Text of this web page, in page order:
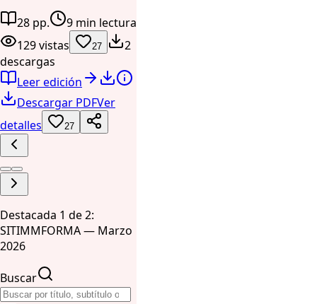
28 pp.
9 min lectura
129 vistas
27
2
descargas
Leer edición
Descargar PDFVer
detalles
27
Destacada 1 de 2:
SITIMMFORMA — Marzo
2026
Buscar